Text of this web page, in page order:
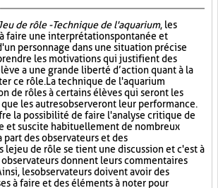
de rôle - Technique de l'aquarium, les
faire une interprétation spontanée et
personnage dans une situation précise
les motivations qui justifient des
a une grande liberté d’action quant à la
ce rôle. La technique de l'aquarium
de rôles à certains élèves qui seront les
les autres observeront leur performance.
la possibilité de faire l'analyse critique de
et suscite habituellement de nombreux
des observateurs et des
le jeu de rôle se tient une discussion et c'est à
donnent leurs commentaires
les observateurs doivent avoir des
à faire et des éléments à noter pour